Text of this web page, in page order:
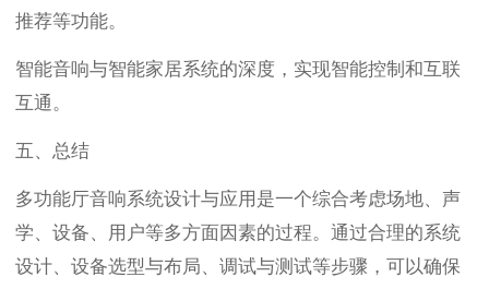
推荐等功能。
智能音响与智能家居系统的深度，实现智能控制和互联
互通。
五、总结
多功能厅音响系统设计与应用是一个综合考虑场地、声
学、设备、用户等多方面因素的过程。通过合理的系统
设计、设备选型与布局、调试与测试等步骤，可以确保